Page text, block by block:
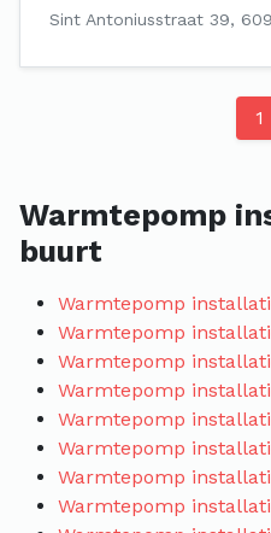
Sint Antoniusstraat 39,
1
Warmtepomp
buurt
Warmtepomp
Warmtepomp
Warmtepomp
Warmtepomp
Warmtepomp
Warmtepomp
Warmtepomp
Warmtepomp